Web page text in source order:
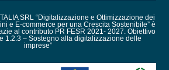
SRL “Digitalizzazione e Ottimizzazione dei
e E-commerce per una Crescita Sostenibile” è
al contributo PR FESR 2021- 2027. Obiettivo
1.2.3 – Sostegno alla digitalizzazione delle
imprese”